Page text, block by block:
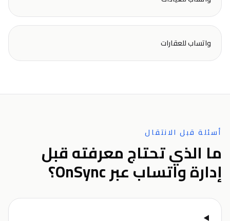
واتساب للعقارات
أسئلة قبل الانتقال
ما الذي تحتاج معرفته قبل
إدارة واتساب عبر OnSync؟